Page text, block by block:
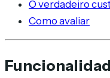
O verdadeiro
Como avaliar